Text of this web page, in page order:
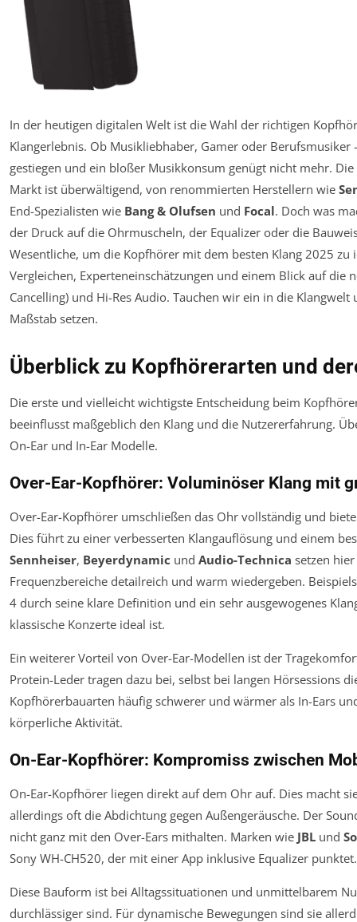
In der heutigen digitalen Welt ist die Wahl der richtigen
Klang­erlebnis. Ob Musikliebhaber, Gamer oder
gestiegen und ein bloßer Musik­konsum genügt nicht mehr.
Markt ist überwältigend, von renommierten Herstellern wie
End-Spezialisten wie Bang & Olufsen und Focal. Doch was
der Druck auf die Ohrmuscheln, der Equalizer oder die
Wesentliche, um die Kopfhörer mit dem besten Klang 2025
Vergleichen, Experten­einschätzungen und einem Blick auf die
Cancelling) und Hi-Res Audio. Tauchen wir ein in die
Maßstab setzen.
Überblick zu Kopfhörerarten und
Die erste und vielleicht wichtigste Entscheidung beim
beeinflusst maßgeblich den Klang und die Nutzererfahrung.
On-Ear und In-Ear Modelle.
Over-Ear-Kopfhörer: Voluminöser Klang mit
Over-Ear-Kopfhörer umschließen das Ohr vollständig und
Dies führt zu einer verbesserten Klang­auflösung und einem
Sennheiser, Beyerdynamic und Audio-Technica setzen
Frequenzbereiche detailreich und warm wiedergeben.
4 durch seine klare Definition und ein sehr ausgewogenes
klassische Konzerte ideal ist.
Ein weiterer Vorteil von Over-Ear-Modellen ist der
Protein-Leder tragen dazu bei, selbst bei langen Hör­sessions
Kopfhörerbau­arten häufig schwerer und wärmer als In-Ears
körperliche Aktivität.
On-Ear-Kopfhörer: Kompromiss zwischen
On-Ear-Kopfhörer liegen direkt auf dem Ohr auf. Dies macht
allerdings oft die Abdichtung gegen Außengeräusche. Der
nicht ganz mit den Over-Ears mithalten. Marken wie JBL und
Sony WH-CH520, der mit einer App inklusive Equalizer punktet.
Diese Bauform ist bei Alltagssituationen und unmittelbarem
durchlässiger sind. Für dynamische Bewegungen sind sie